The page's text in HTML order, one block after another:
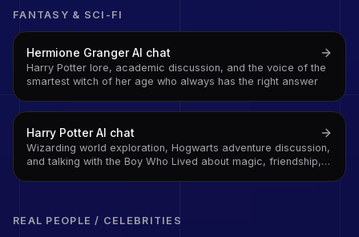
FANTASY & SCI-FI
Hermione GrangerAI chat
Harry Potter lore, academic discussion, and the voice of the
smartest witch of her age who always has the right answer
Harry PotterAI chat
Wizarding world exploration, Hogwarts adventure discussion,
and talking with the Boy Who Lived about magic, friendship,
REAL PEOPLE / CELEBRITIES